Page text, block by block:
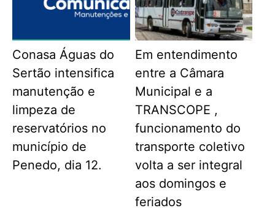
Conasa Águas do
Sertão intensifica
manutenção e
limpeza de
reservatórios no
município de
Penedo, dia 12.
Em entendimento
entre a Câmara
Municipal e a
TRANSCOPE ,
funcionamento do
transporte coletivo
volta a ser integral
aos domingos e
feriados